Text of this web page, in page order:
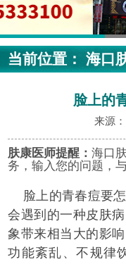
当前位置：海口
脸上的
来源
肤康医师提醒：海口
务，输入您的问题，
脸上的青春痘要
会遇到的一种皮肤
象带来相当大的影
功能紊乱、不规律